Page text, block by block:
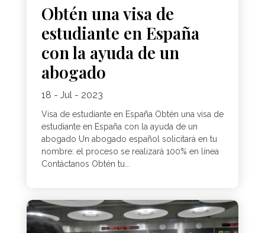
Obtén una visa de
estudiante en España
con la ayuda de un
abogado
18 - Jul - 2023
Visa de estudiante en España Obtén una visa de
estudiante en España con la ayuda de un
abogado Un abogado español solicitará en tu
nombre: el proceso se realizará 100% en línea
Contáctanos Obtén tu...